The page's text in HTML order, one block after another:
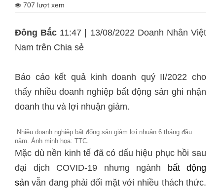
707 lượt xem
Đông Bắc 11:47 | 13/08/2022 Doanh Nhân Việt
Nam trên Chia sẻ
Báo cáo kết quả kinh doanh quý II/2022 cho
thấy nhiều doanh nghiệp bất động sản ghi nhận
doanh thu và lợi nhuận giảm.
Nhiều doanh nghiệp bất đổng sản giảm lợi nhuận 6 tháng đầu
năm. Ảnh minh họa: TTC.
Mặc dù nền kinh tế đã có dấu hiệu phục hồi sau
đại dịch COVID-19 nhưng ngành
bất động
sản vẫn đang phải đối mặt với nhiều thách thức.